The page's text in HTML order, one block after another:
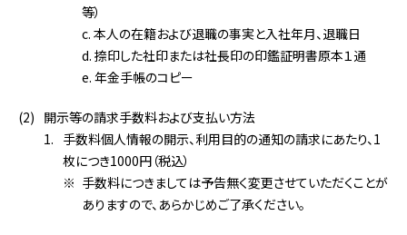
等）
c. 本人の在籍および退職の事実と入社年月、退職日
d. 捺印した社印または社長印の印鑑証明書原本１通
e. 年金手帳のコピー
開示等の請求手数料および支払い方法
手数料個人情報の開示、利用目的の通知の請求にあたり、1
枚につき1000円（税込）
手数料につきましては予告無く変更させていただくことが
ありますので、あらかじめご了承ください。